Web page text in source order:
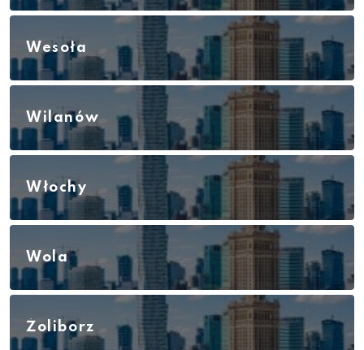
Wesoła
Wilanów
Włochy
Wola
Żoliborz